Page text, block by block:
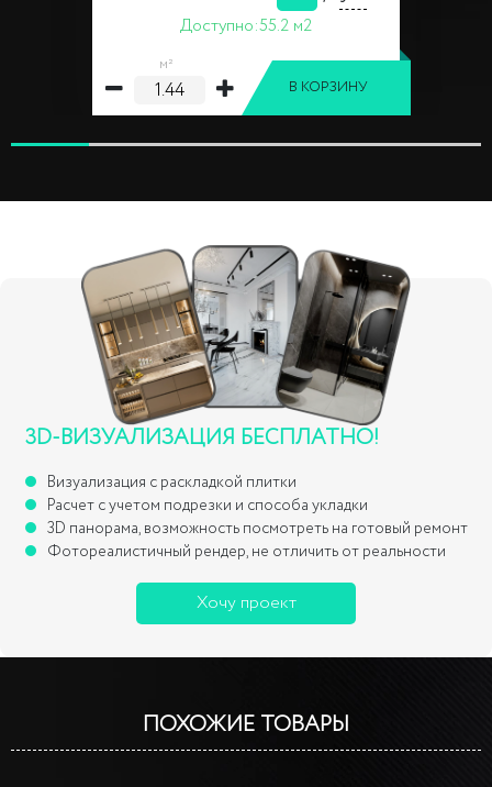
Доступно:55.2 м2
м²
В КОРЗИНУ
3D-ВИЗУАЛИЗАЦИЯ БЕСПЛАТНО!
Визуализация с раскладкой плитки
Расчет с учетом подрезки и способа укладки
3D панорама, возможность посмотреть на готовый ремонт
Фотореалистичный рендер, не отличить от реальности
Хочу проект
ПОХОЖИЕ ТОВАРЫ